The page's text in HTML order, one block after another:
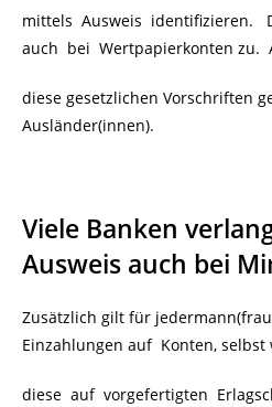
mittels Ausweis identifizieren.
auch bei Wertpapierkonten zu.
diese gesetzlichen Vorschriften
Ausländer(innen).
Viele Banken
Ausweis auch bei
Zusätzlich gilt für
Einzahlungen auf Konten, selbst
diese auf vorgefertigten